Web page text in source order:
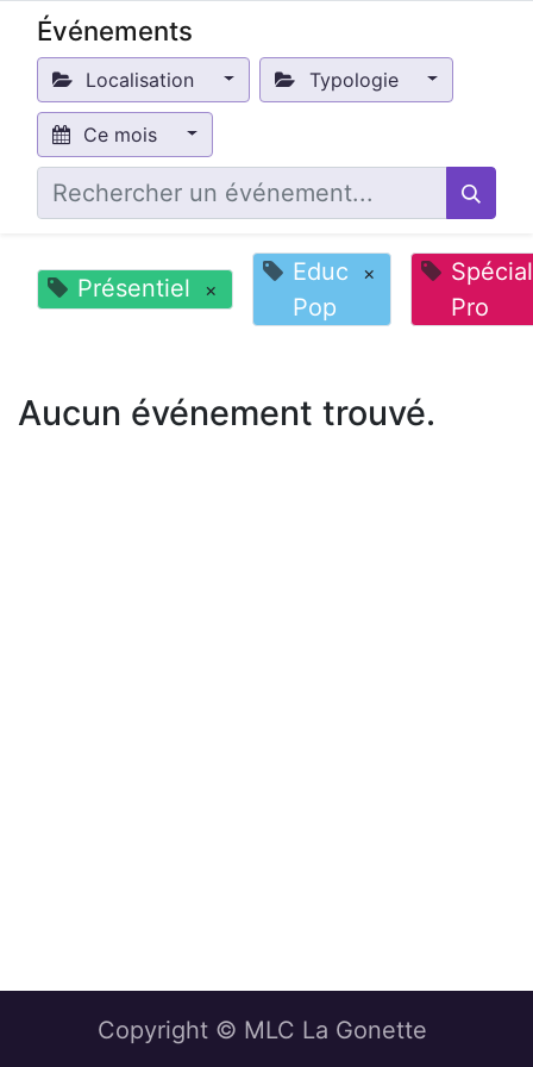
Événements
Localisation Typologie
Ce mois
Présentiel ×
Educ
Pop
×
Spécial
Pro
Aucun événement trouvé.
Copyright © MLC La Gonette